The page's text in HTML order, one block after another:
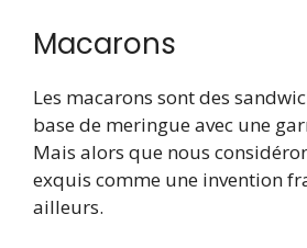
Macarons
Les macarons sont des
base de meringue avec une
Mais alors que nous
exquis comme une invention
ailleurs.